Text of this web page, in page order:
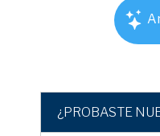
¿PROBASTE